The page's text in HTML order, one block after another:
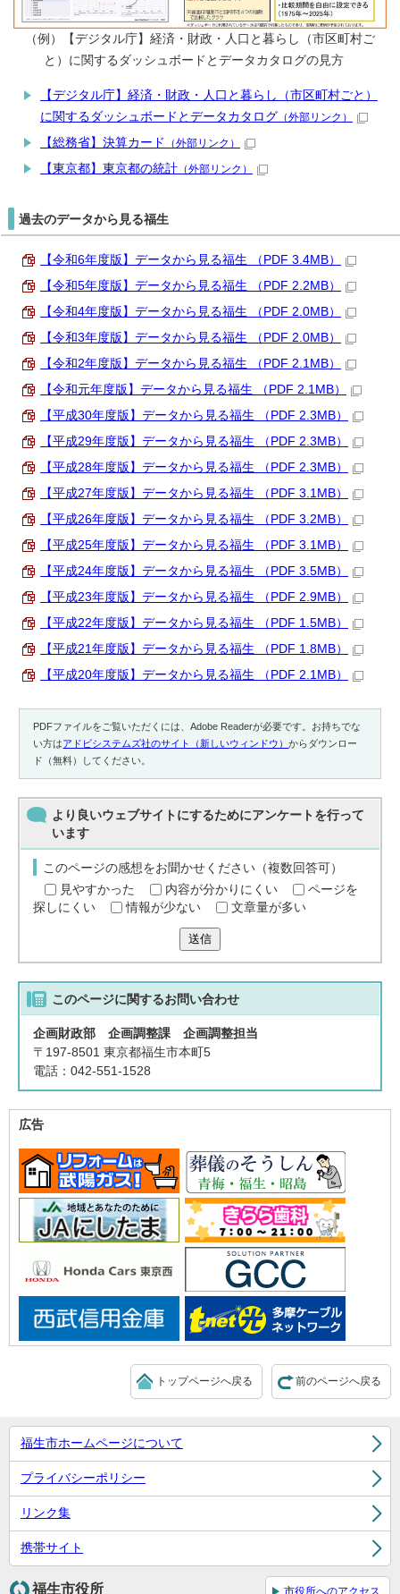
（例）【デジタル庁】経済・財政・人口と暮らし（市区町村ご
と）に関するダッシュボードとデータカタログの見方
【デジタル庁】経済・財政・人口と暮らし（市区町村ごと）
に関するダッシュボードとデータカタログ （外部リンク）
【総務省】決算カード （外部リンク）
【東京都】東京都の統計 （外部リンク）
過去のデータから見る福生
【令和6年度版】データから見る福生 （PDF 3.4MB）
【令和5年度版】データから見る福生 （PDF 2.2MB）
【令和4年度版】データから見る福生 （PDF 2.0MB）
【令和3年度版】データから見る福生 （PDF 2.0MB）
【令和2年度版】データから見る福生 （PDF 2.1MB）
【令和元年度版】データから見る福生 （PDF 2.1MB）
【平成30年度版】データから見る福生 （PDF 2.3MB）
【平成29年度版】データから見る福生 （PDF 2.3MB）
【平成28年度版】データから見る福生 （PDF 2.3MB）
【平成27年度版】データから見る福生 （PDF 3.1MB）
【平成26年度版】データから見る福生 （PDF 3.2MB）
【平成25年度版】データから見る福生 （PDF 3.1MB）
【平成24年度版】データから見る福生 （PDF 3.5MB）
【平成23年度版】データから見る福生 （PDF 2.9MB）
【平成22年度版】データから見る福生 （PDF 1.5MB）
【平成21年度版】データから見る福生 （PDF 1.8MB）
【平成20年度版】データから見る福生 （PDF 2.1MB）
PDFファイルをご覧いただくには、Adobe Readerが必要です。お持ちでな
い方はアドビシステムズ社のサイト（新しいウィンドウ）からダウンロー
ド（無料）してください。
より良いウェブサイトにするためにアンケートを行って
います
このページの感想をお聞かせください（複数回答可）
見やすかった
内容が分かりにくい
ページを
探しにくい
情報が少ない 文章量が多い
送信
このページに関するお問い合わせ
企画財政部 企画調整課 企画調整担当
〒197-8501 東京都福生市本町5
電話：042-551-1528
広告
前のページへ戻る
トップページへ戻る
福生市ホームページについて
プライバシーポリシー
リンク集
携帯サイト
福生市役所